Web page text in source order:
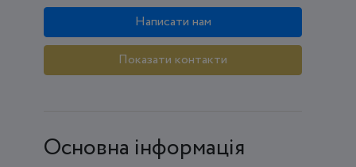
Написати нам
Показати контакти
Основна інформація